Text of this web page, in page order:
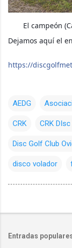
El campeón
Dejamos aquí el
https://
AEDG
CRK CRK
Disc Golf Club
disco volador
Entradas